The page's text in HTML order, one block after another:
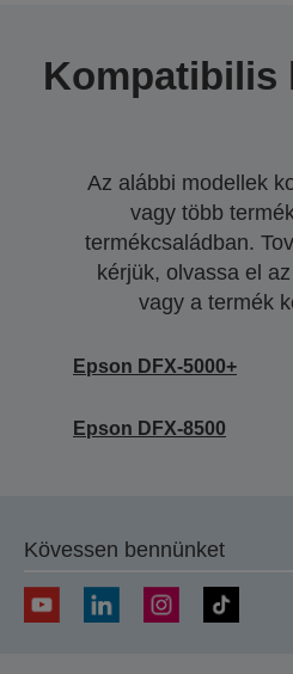
Kompatibilis
Az alábbi modellek
vagy több
termékcsaládban.
kérjük, olvassa el
vagy a termék
Epson DFX-5000+
Epson DFX-8500
Kövessen bennünket